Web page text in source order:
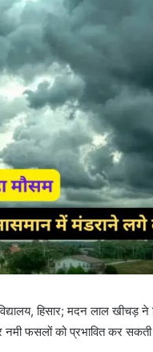
हिसार; मदन लाल
फसलों को प्रभावित कर